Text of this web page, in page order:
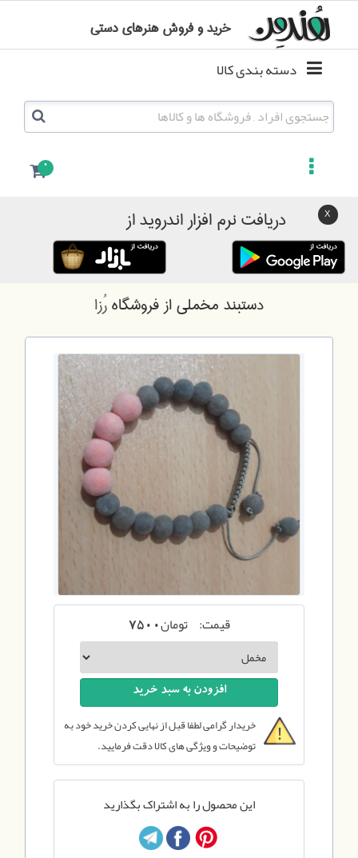
0
خرید و فروش هنرهای دستی
دریافت نرم افزار اندروید از
دستبند مخملیاز فروشگاهرُزا
قیمت: تومان7500
خریدار گرامی لطفا قبل از نهایی کردن خرید خود به
توضیحات و ویژگی های کالا دقت فرمایید.
این محصول را به اشتراک بگذارید